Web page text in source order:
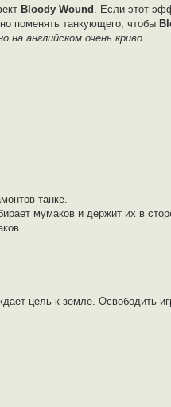
Bloody Wound . Если этот
поменять танкующего, чтобы
английском очень криво.
танке.
мумаков и держит их в
цель к земле. Освободить